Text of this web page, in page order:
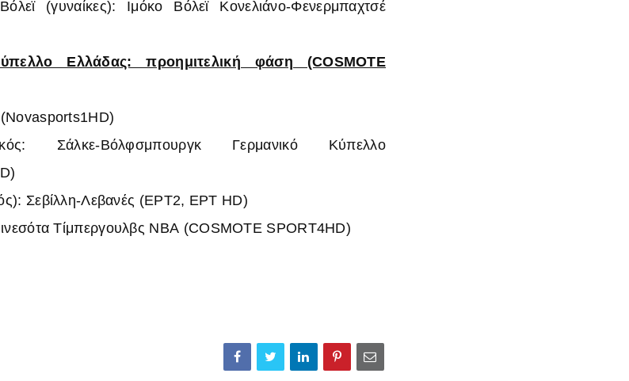
(γυναίκες): Ιμόκο Βόλεϊ Κονελιάνο-Φενερμπαχτσέ
Ελλάδας: προημιτελική φάση (COSMOTE
(Novasports1HD)
Σάλκε-Βόλφσμπουργκ Γερμανικό Κύπελλο
Σεβίλλη-Λεβανές (ΕΡΤ2, ΕΡΤ HD)
Τίμπεργουλβς NBA (COSMOTE SPORT4HD)